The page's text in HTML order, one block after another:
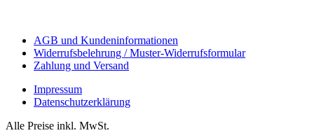
AGB und Kundeninformationen
Widerrufsbelehrung / Muster-Widerrufsformular
Zahlung und Versand
Impressum
Datenschutzerklärung
Alle Preise inkl. MwSt.